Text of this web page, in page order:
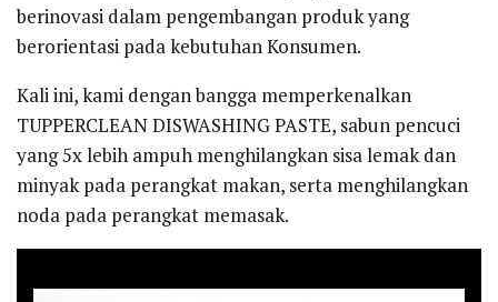
berinovasi dalam pengembangan produk yang
berorientasi pada kebutuhan Konsumen.
Kali ini, kami dengan bangga memperkenalkan
TUPPERCLEAN DISWASHING PASTE, sabun pencuci
yang 5x lebih ampuh menghilangkan sisa lemak dan
minyak pada perangkat makan, serta menghilangkan
noda pada perangkat memasak.